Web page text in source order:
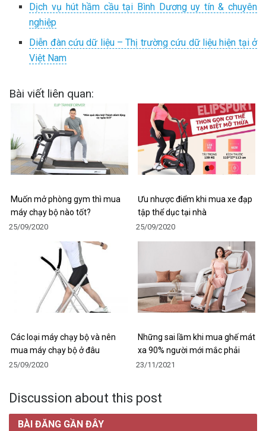
Dịch vụ hút hầm cầu tại Bình Dương uy tín & chuyên
nghiệp
Diễn đàn cứu dữ liệu – Thị trường cứu dữ liệu hiện tại ở
Việt Nam
Bài viết liên quan:
Muốn mở phòng gym thì mua
máy chạy bộ nào tốt?
25/09/2020
Ưu nhược điểm khi mua xe đạp
tập thể dục tại nhà
25/09/2020
Các loại máy chạy bộ và nên
mua máy chạy bộ ở đâu
25/09/2020
Những sai lầm khi mua ghế mát
xa 90% người mới mắc phải
23/11/2021
Discussion about this post
BÀI ĐĂNG GẦN ĐÂY